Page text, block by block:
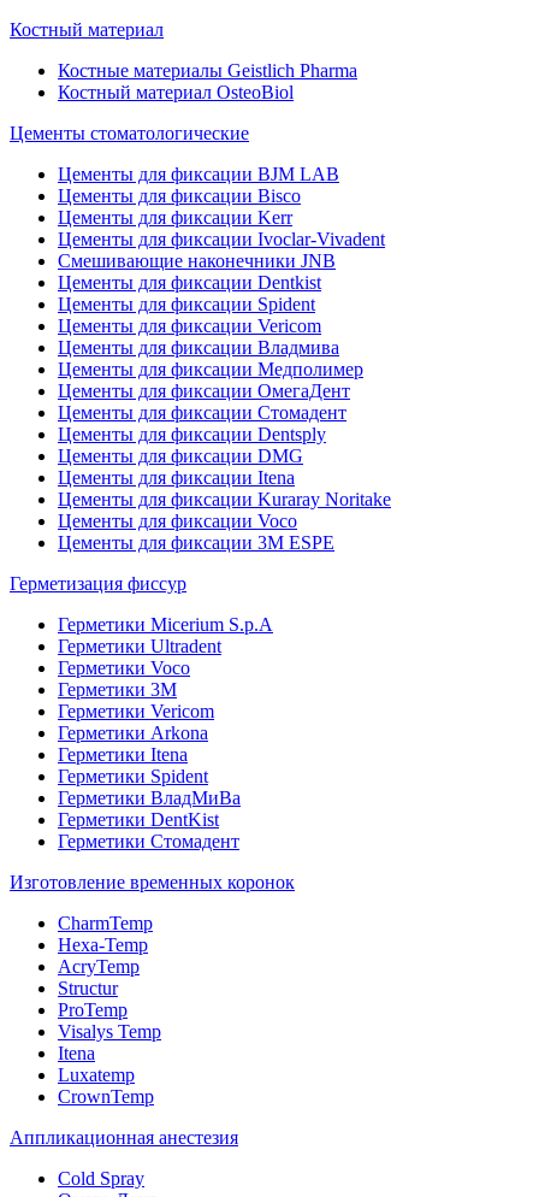
Костный материал
Костные материалы Geistlich Pharma
Костный материал OsteoBiol
Цементы стоматологические
Цементы для фиксации BJM LAB
Цементы для фиксации Bisco
Цементы для фиксации Kerr
Цементы для фиксации Ivoclar-Vivadent
Смешивающие наконечники JNB
Цементы для фиксации Dentkist
Цементы для фиксации Spident
Цементы для фиксации Vericom
Цементы для фиксации Владмива
Цементы для фиксации Медполимер
Цементы для фиксации ОмегаДент
Цементы для фиксации Стомадент
Цементы для фиксации Dentsply
Цементы для фиксации DMG
Цементы для фиксации Itena
Цементы для фиксации Kuraray Noritake
Цементы для фиксации Voco
Цементы для фиксации 3M ESPE
Герметизация фиссур
Герметики Micerium S.p.A
Герметики Ultradent
Герметики Voco
Герметики 3M
Герметики Vericom
Герметики Arkona
Герметики Itena
Герметики Spident
Герметики ВладМиВа
Герметики DentKist
Герметики Стомадент
Изготовление временных коронок
CharmTemp
Hexa-Temp
AcryTemp
Structur
ProTemp
Visalys Temp
Itena
Luxatemp
CrownTemp
Аппликационная анестезия
Cold Spray